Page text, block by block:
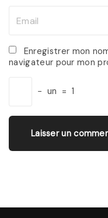
*
a
i
Enregistrer mon
navigateur pour mon
− un = 1